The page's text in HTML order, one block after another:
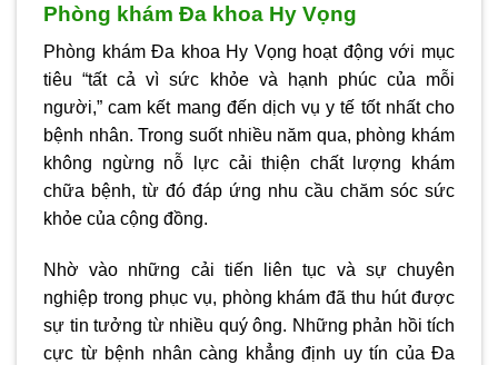
Phòng khám Đa khoa Hy Vọng
Phòng khám Đa khoa Hy Vọng hoạt động với mục
tiêu “tất cả vì sức khỏe và hạnh phúc của mỗi
người,” cam kết mang đến dịch vụ y tế tốt nhất cho
bệnh nhân. Trong suốt nhiều năm qua, phòng khám
không ngừng nỗ lực cải thiện chất lượng khám
chữa bệnh, từ đó đáp ứng nhu cầu chăm sóc sức
khỏe của cộng đồng.
Nhờ vào những cải tiến liên tục và sự chuyên
nghiệp trong phục vụ, phòng khám đã thu hút được
sự tin tưởng từ nhiều quý ông. Những phản hồi tích
cực từ bệnh nhân càng khẳng định uy tín của Đa